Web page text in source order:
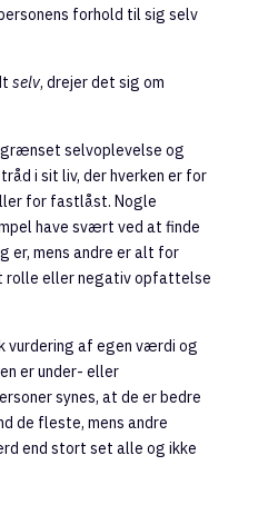
forhold til sig selv
selv, drejer det sig om
selvoplevelse og
i sit liv, der hverken er for
for fastlåst. Nogle
have svært ved at finde
er, mens andre er alt for
rolle eller negativ opfattelse
vurdering af egen værdi og
er under- eller
synes, at de er bedre
de fleste, mens andre
end stort set alle og ikke